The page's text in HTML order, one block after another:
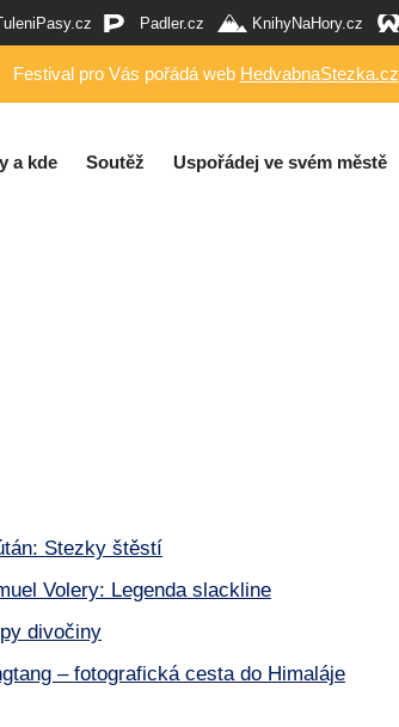
Padler.cz KnihyNaHory.cz
Festival pro Vás pořádá web HedvabnaStezka.cz
a kde Soutěž Uspořádej ve svém městě
Stezky štěstí
Volery: Legenda slackline
divočiny
– fotografická cesta do Himaláje